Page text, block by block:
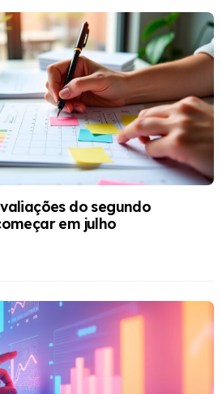
do segundo
em julho